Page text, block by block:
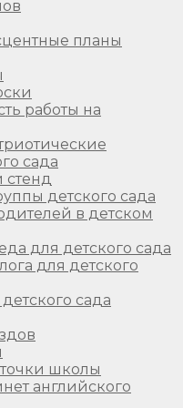
планы
работы на
сада
детского сада
в детском
для детского сада
для детского
сада
школы
английского